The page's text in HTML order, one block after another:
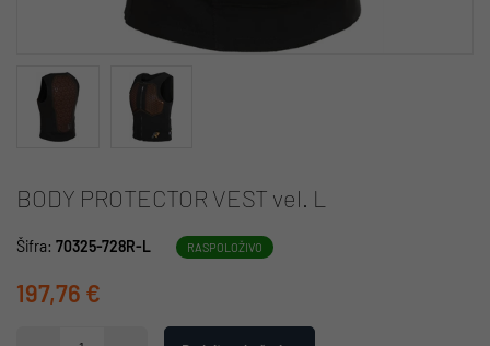
BODY PROTECTOR VEST vel. L
Šifra: 70325-728R-L RASPOLOŽIVO
197,76 €